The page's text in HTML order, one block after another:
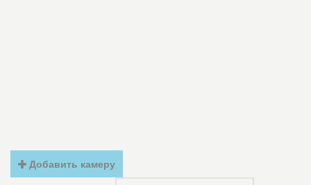
Добавить камеру